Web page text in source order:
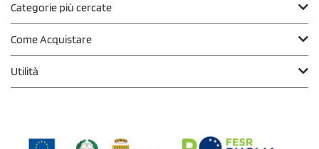
Categorie più cercate
Come Acquistare
Utilità